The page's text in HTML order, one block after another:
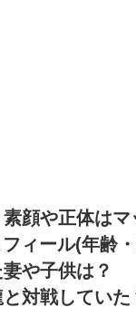
顔や正体はマ
ィール(年齢
や子供は？
対戦していた